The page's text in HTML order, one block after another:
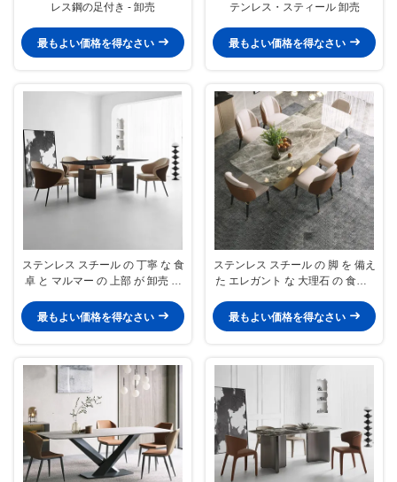
レス鋼の足付き - 卸売
最もよい価格を得なさい
テンレス・スティール 卸売
最もよい価格を得なさい
ステンレス スチール の 丁寧 な 食
卓 と マルマー の 上部 が 卸売 に
最もよい価格を得なさい
ステンレス スチール の 脚 を 備え
た エレガント な 大理石 の 食卓 -
最もよい価格を得なさい